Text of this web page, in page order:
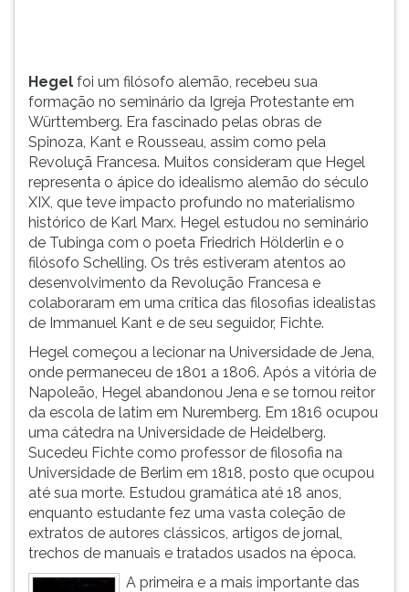
Marx.
Para
pausar
leitura
pressione
(primeira
tecla
esquerda
continuar
pressione
(primeira
tecla
direita
Para
Hegel foi um filósofo alemão, recebeu sua
formação no seminário da Igreja Protestante em
Württemberg. Era fascinado pelas obras de
Spinoza, Kant e Rousseau, assim como pela
Revoluçã Francesa. Muitos consideram que Hegel
representa o ápice do idealismo alemão do século
XIX, que teve impacto profundo no materialismo
histórico de Karl Marx. Hegel estudou no seminário
de Tubinga com o poeta Friedrich Hölderlin e o
filósofo Schelling. Os três estiveram atentos ao
desenvolvimento da Revolução Francesa e
colaboraram em uma crítica das filosofias idealistas
de Immanuel Kant e de seu seguidor, Fichte.
Hegel começou a lecionar na Universidade de Jena,
onde permaneceu de 1801 a 1806. Após a vitória de
Napoleão, Hegel abandonou Jena e se tornou reitor
da escola de latim em Nuremberg. Em 1816 ocupou
uma cátedra na Universidade de Heidelberg.
Sucedeu Fichte como professor de filosofia na
Universidade de Berlim em 1818, posto que ocupou
até sua morte. Estudou gramática até 18 anos,
enquanto estudante fez uma vasta coleção de
extratos de autores clássicos, artigos de jornal,
trechos de manuais e tratados usados na época.
A primeira e a mais importante das